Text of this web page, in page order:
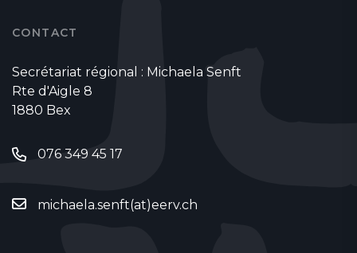
CONTACT
Secrétariat régional : Michaela Senft
Rte d'Aigle 8
1880 Bex
076 349 45 17
michaela.senft(at)eerv.ch